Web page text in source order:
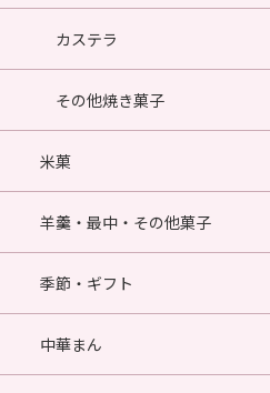
カステラ
その他焼き菓子
米菓
羊羹・最中・その他菓子
季節・ギフト
中華まん